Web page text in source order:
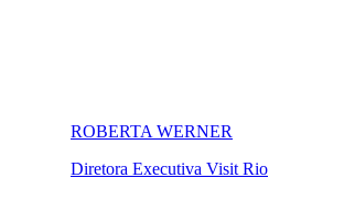
ROBERTA WERNER
Diretora Executiva Visit Rio